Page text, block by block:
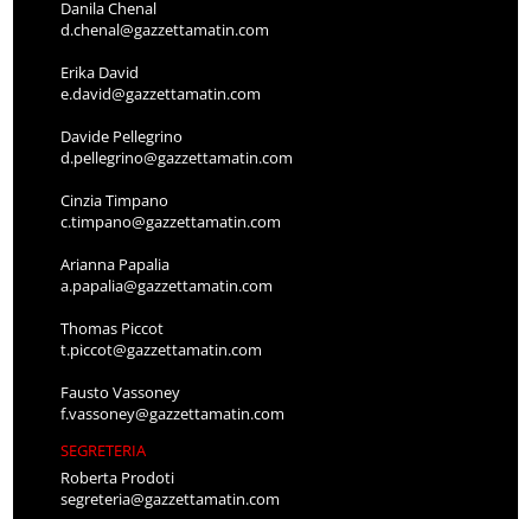
Danila Chenal
d.chenal@gazzettamatin.com
Erika David
e.david@gazzettamatin.com
Davide Pellegrino
d.pellegrino@gazzettamatin.com
Cinzia Timpano
c.timpano@gazzettamatin.com
Arianna Papalia
a.papalia@gazzettamatin.com
Thomas Piccot
t.piccot@gazzettamatin.com
Fausto Vassoney
f.vassoney@gazzettamatin.com
SEGRETERIA
Roberta Prodoti
segreteria@gazzettamatin.com